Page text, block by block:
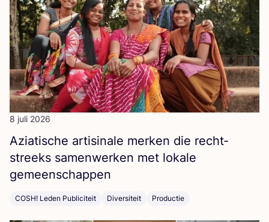
8 juli 2026
Azi­a­ti­sche arti­si­na­le mer­ken die recht­
streeks samen­wer­ken met loka­le
gemeenschappen
COSH! Leden Publiciteit Diversiteit Productie